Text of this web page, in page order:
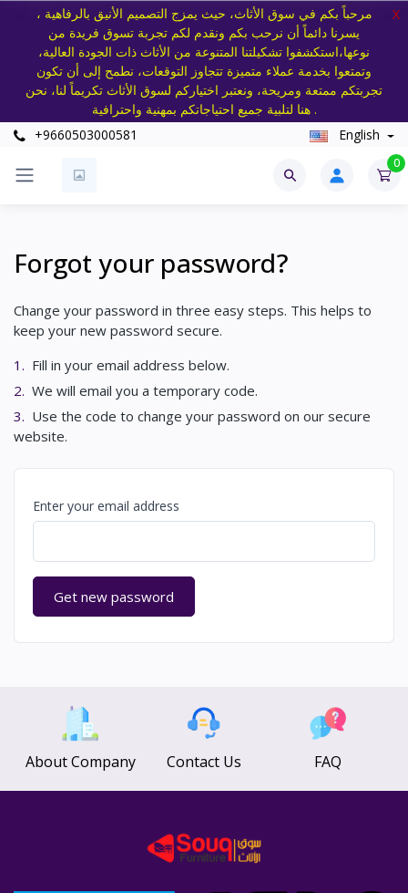
مرحباً بكم في سوق الأثاث، حيث يمزج التصميم الأنيق بالرفاهية ،
يسرنا دائماً أن نرحب بكم ونقدم لكم تجربة تسوق فريدة من
نوعها،استكشفوا تشكيلتنا المتنوعة من الأثاث ذات الجودة العالية،
وتمتعوا بخدمة عملاء متميزة تتجاوز التوقعات، نطمح إلى أن تكون
تجربتكم ممتعة ومريحة، ونعتبر اختياركم لسوق الأثاث تكريماً لنا، نحن
هنا لتلبية جميع احتياجاتكم بمهنية واحترافية .
X
+9660503000581 English
0
Forgot your password?
Change your password in three easy steps. This helps to
keep your new password secure.
1. Fill in your email address below.
2. We will email you a temporary code.
3. Use the code to change your password on our secure
website.
Enter your email address
Get new password
About Company Contact Us FAQ